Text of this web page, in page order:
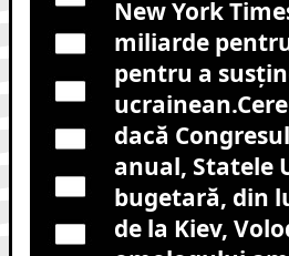
New York
miliarde
pentru a
dacă
anual, Statele
bugetară, din
de la Kiev,